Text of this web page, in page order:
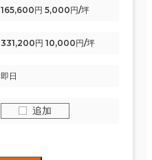
165,600円 5,000円/坪
331,200円 10,000円/坪
即日
追加